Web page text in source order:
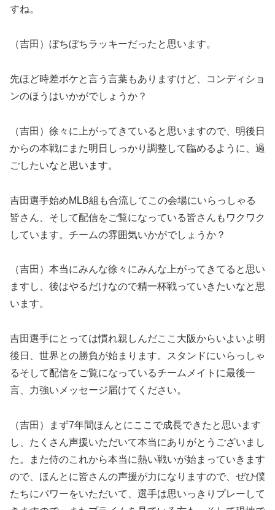
すね。
（吉田）ぼちぼちラッキーだったと思います。
先ほど時差ボケと言う言葉もありますけど、コンディショ
ンのほうはいかがでしょうか？
（吉田）徐々に上がってきていると思いますので、明後日
からの本戦にまた明日しっかり調整して臨めるように、過
ごしたいなと思います。
吉田選手始めMLB組も合流してこの会場にいらっしゃる
皆さん、そして配信をご覧になっている皆さんもワクワク
しています。チームの雰囲気いかがでしょうか？
（吉田）本当にみんな徐々にみんな上がってきてると思い
ますし、後はやるだけなので精一杯戦っていきたいなと思
います。
吉田選手にとっては慣れ親しんだここ大阪からいよいよ明
後日、世界との勝負が始まります。スタンドにいらっしゃ
るそして配信をご覧になっているチームメイトに最後一
言、力強いメッセージ届けてください。
（吉田）まず7年間ほんとにここで成長できたと思います
し、たくさん声援いただいて本当にありがとうございまし
た。また侍のこれから本当に熱い戦いが始まっていきます
ので、ほんとに皆さんの声援が力になりますので、ぜひ僕
たちにパワーをいただいて、選手は思いっきりプレーして